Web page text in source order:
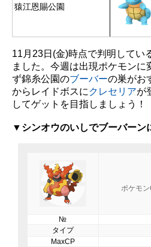
猿江恩賜公園
11月23日(金)時点で判明してい
ました。今週は出現ポケモンに
ず錦糸公園のブーバーの巣がお
からレイドボスに クレセリアが
してゲットを目指しましょう！
▼シンオウのいしでブーバーン
ポケモン
№
タイプ
MaxCP